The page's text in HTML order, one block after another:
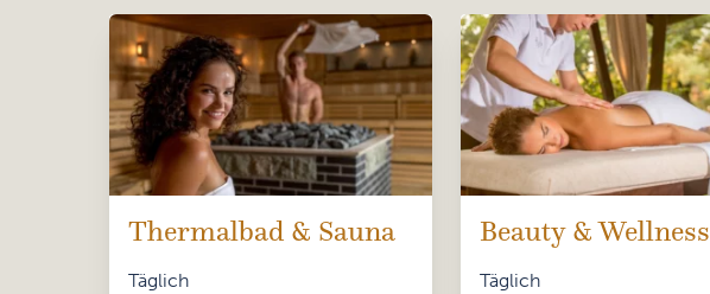
Thermalbad & Sauna
Täglich
Beauty & Wellness
Täglich